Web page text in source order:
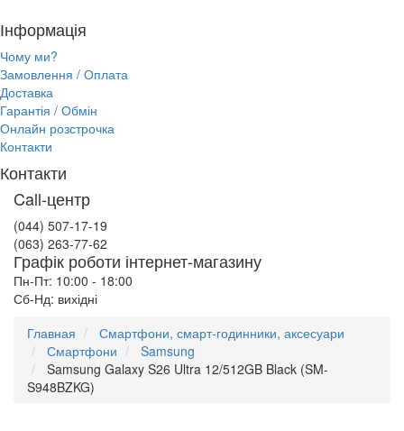
Інформація
Чому ми?
Замовлення / Оплата
Доставка
Гарантія / Обмін
Онлайн розстрочка
Контакти
Контакти
Call-центр
(044) 507-17-19
(063) 263-77-62
Графік роботи інтернет-магазину
Пн-Пт: 10:00 - 18:00
Сб-Нд: вихідні
Главная
Смартфони, смарт-годинники, аксесуари
Смартфони
Samsung
Samsung Galaxy S26 Ultra 12/512GB Black (SM-
S948BZKG)